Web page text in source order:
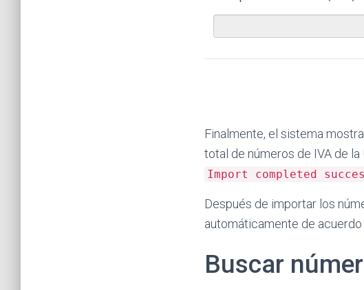
Finalmente, el sistema
total de números de IVA de
Import completed
Después de importar los
automáticamente de
Buscar